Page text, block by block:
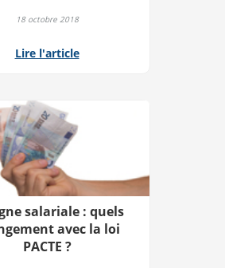
18 octobre 2018
Lire l'article
salariale : quels
avec la loi
PACTE ?